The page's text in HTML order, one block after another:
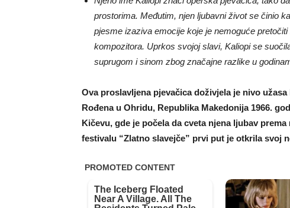
prostorima. Međutim, njen ljubavni život se činio
pjesme izaziva emocije koje je nemoguće
kompozitora. Uprkos svojoj slavi, Kaliopi se
suprugom i sinom zbog značajne razlike u
Ova proslavljena pjevačica doživjela je nivo
Rođena u Ohridu, Republika Makedonija 1966.
Kičevu, gde je počela da cveta njena ljubav
festivalu “Zlatno slavejče” prvi put je otkrila svoj